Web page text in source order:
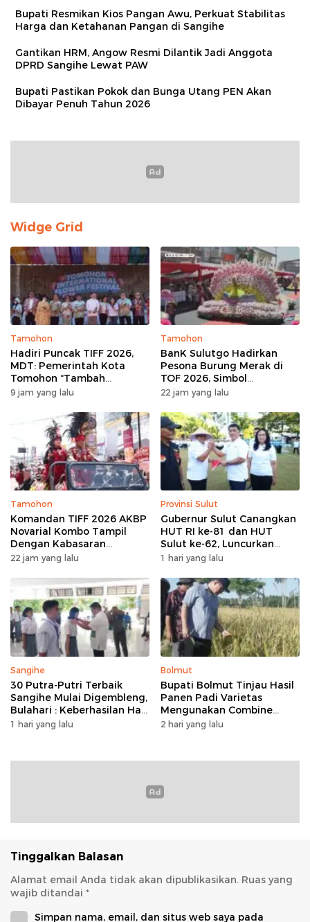
Bupati Resmikan Kios Pangan Awu, Perkuat Stabilitas
Harga dan Ketahanan Pangan di Sangihe
Gantikan HRM, Angow Resmi Dilantik Jadi Anggota
DPRD Sangihe Lewat PAW
Bupati Pastikan Pokok dan Bunga Utang PEN Akan
Dibayar Penuh Tahun 2026
Widge Grid
Tamohon
Hadiri Puncak TIFF 2026,
MDT: Pemerintah Kota
Tomohon “Tambah
Mantap”, Usai Parade
kepada Masyarakat
9 jam yang lalu
Tamohon
BanK Sulutgo Hadirkan
Pesona Burung Merak di
TOF 2026, Simbol
Keagungan Dan
22 jam yang lalu
Tamohon
Komandan TIFF 2026 AKBP
Novarial Kombo Tampil
Dengan Kabasaran
Minahasa, Padukan Tugas
22 jam yang lalu
Provinsi Sulut
Gubernur Sulut Canangkan
HUT RI ke-81 dan HUT
Sulut ke-62, Luncurkan
Program Keringanan Pajak
Kelapa
1 hari yang lalu
Sangihe
30 Putra-Putri Terbaik
Sangihe Mulai Digembleng,
Bulahari : Keberhasilan Hari
Ini Bukan Garis Akhir Tapi
1 hari yang lalu
Bolmut
Bupati Bolmut Tinjau Hasil
Panen Padi Varietas
Mengunakan Combine
Harvester
2 hari yang lalu
Tinggalkan Balasan
Alamat email Anda tidak akan dipublikasikan. Ruas yang
wajib ditandai *
Simpan nama, email, dan situs web saya pada